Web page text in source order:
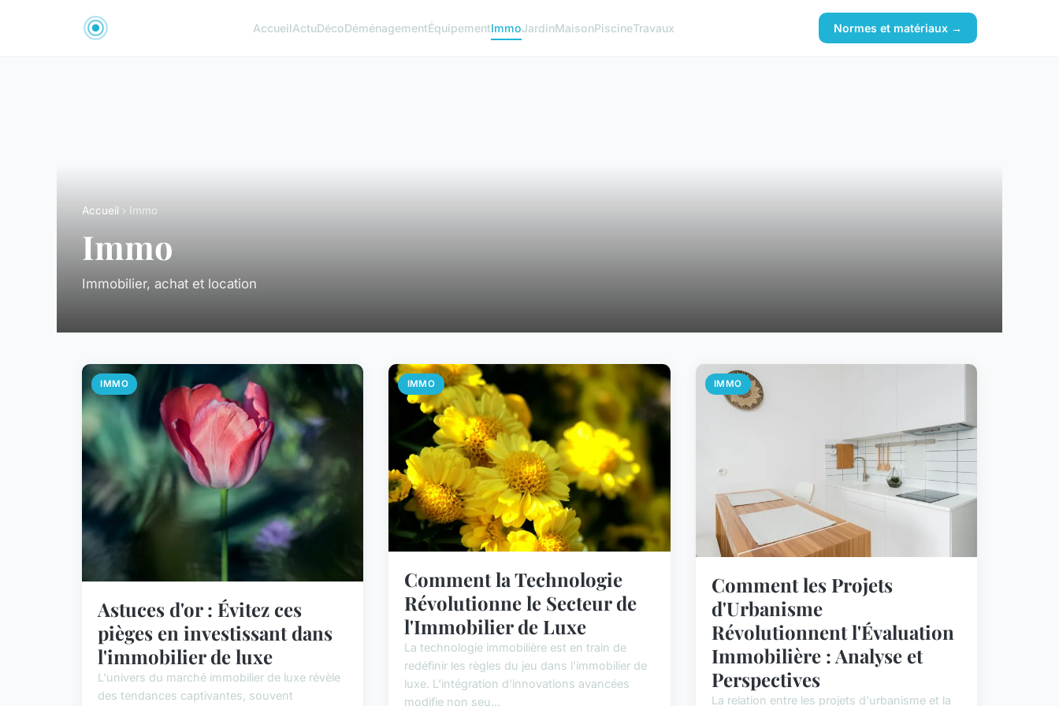
AccueilActuDécoDéménagementÉquipementImmoJardinMaisonPiscineTravaux Normes et matériaux →
Accueil › Immo
Immo
Immobilier, achat et location
IMMO
Astuces d'or : Évitez ces
pièges en investissant dans
l'immobilier de luxe
L'univers du marché immobilier de luxe révèle
des tendances captivantes, souvent
IMMO
Comment la Technologie
Révolutionne le Secteur de
l'Immobilier de Luxe
La technologie immobilière est en train de
redéfinir les règles du jeu dans l'immobilier de
luxe. L'intégration d'innovations avancées
modifie non seu...
IMMO
Comment les Projets
d'Urbanisme
Révolutionnent l'Évaluation
Immobilière : Analyse et
Perspectives
La relation entre les projets d'urbanisme et la